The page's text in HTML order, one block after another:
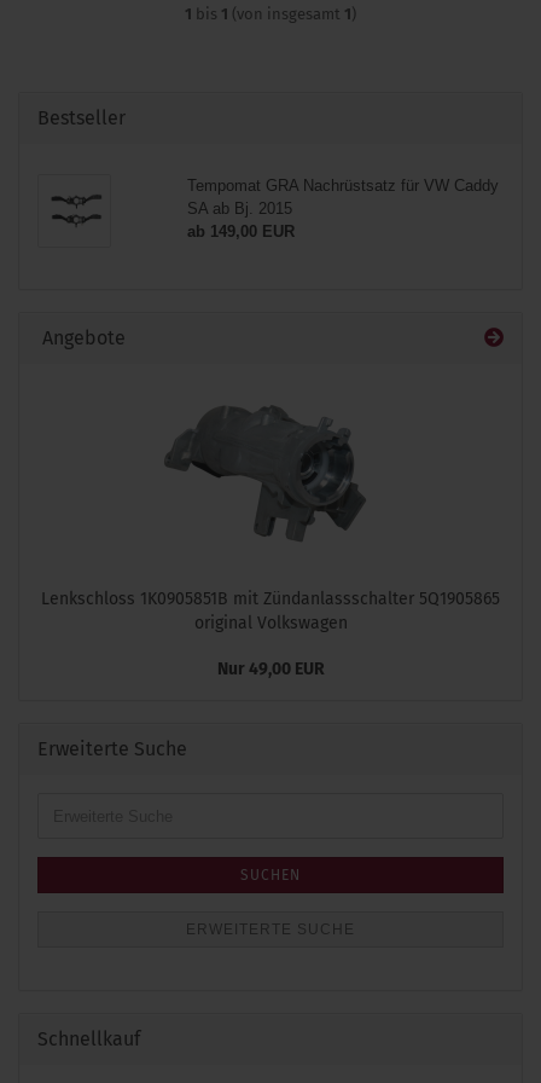
1 bis 1 (von insgesamt 1)
Bestseller
Tempomat GRA Nachrüstsatz für VW Caddy
SA ab Bj. 2015
ab 149,00 EUR
Angebote
Lenkschloss 1K0905851B mit Zündanlassschalter 5Q1905865
original Volkswagen
Nur 49,00 EUR
Erweiterte Suche
SUCHEN
ERWEITERTE SUCHE
Schnellkauf